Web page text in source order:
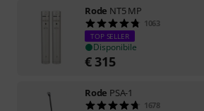
Rode NT5 MP
1063
TOP SELLER
Disponibile
€ 315
Rode PSA-1
1678